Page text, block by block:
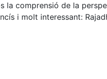
comprensió de la
i molt interessant: